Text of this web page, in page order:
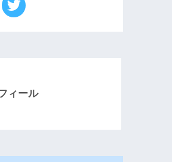
ィール